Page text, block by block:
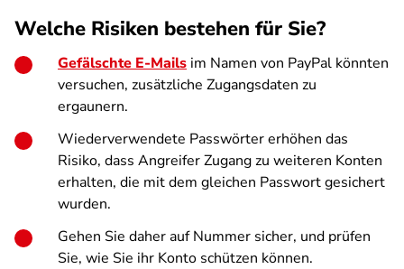
Welche Risiken bestehen für Sie?
Gefälschte E-Mails im Namen von PayPal könnten
versuchen, zusätzliche Zugangsdaten zu
ergaunern.
Wiederverwendete Passwörter erhöhen das
Risiko, dass Angreifer Zugang zu weiteren Konten
erhalten, die mit dem gleichen Passwort gesichert
wurden.
Gehen Sie daher auf Nummer sicher, und prüfen
Sie, wie Sie ihr Konto schützen können.